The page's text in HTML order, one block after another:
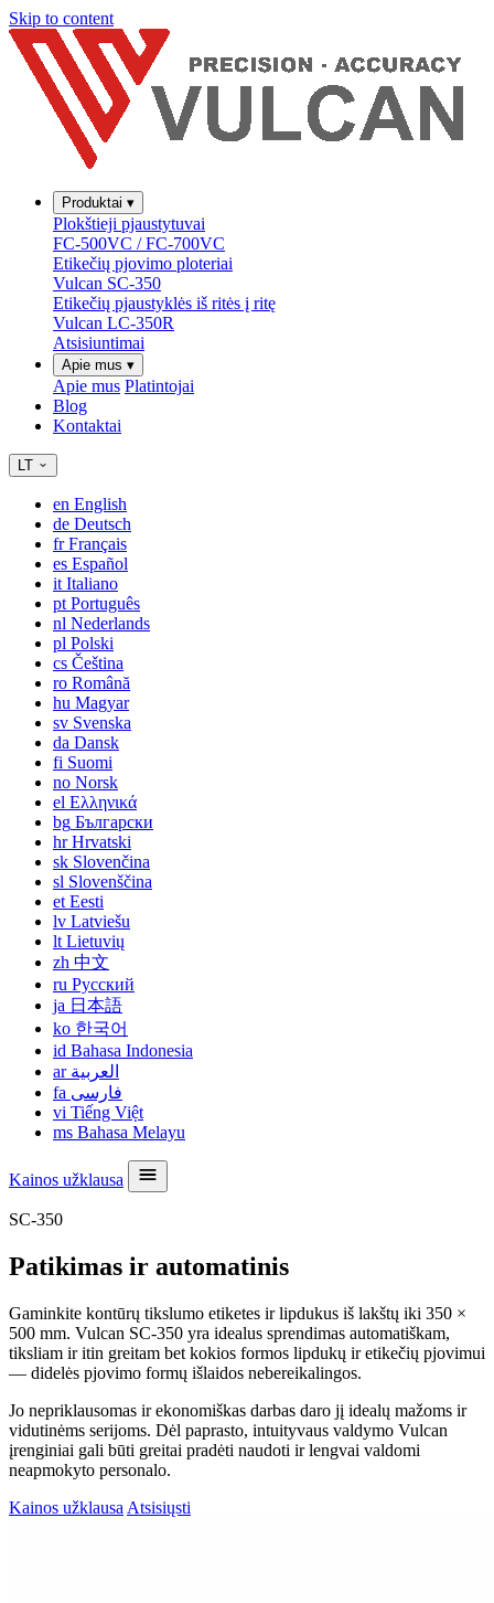
Skip to content
Produktai ▾
Plokštieji pjaustytuvai
FC-500VC / FC-700VC
Etikečių pjovimo ploteriai
Vulcan SC-350
Etikečių pjaustyklės iš ritės į ritę
Vulcan LC-350R
Atsisiuntimai
Apie mus ▾
Apie mus Platintojai
Blog
Kontaktai
LT
en English
de Deutsch
frFrançais
es Español
it Italiano
pt Português
nl Nederlands
pl Polski
cs Čeština
ro Română
hu Magyar
sv Svenska
da Dansk
fi Suomi
no Norsk
el Ελληνικά
bg Български
hrHrvatski
sk Slovenčina
sl Slovenščina
et Eesti
lv Latviešu
lt Lietuvių
zh 中文
ru Русский
ja 日本語
ko 한국어
id Bahasa Indonesia
ar العربية
fa فارسی
vi Tiếng Việt
ms Bahasa Melayu
Kainos užklausa
SC-350
Patikimas ir automatinis
Gaminkite kontūrų tikslumo etiketes ir lipdukus iš lakštų iki 350 ×
500 mm. Vulcan SC-350 yra idealus sprendimas automatiškam,
tiksliam ir itin greitam bet kokios formos lipdukų ir etikečių pjovimui
— didelės pjovimo formų išlaidos nebereikalingos.
Jo nepriklausomas ir ekonomiškas darbas daro jį idealų mažoms ir
vidutinėms serijoms. Dėl paprasto, intuityvaus valdymo Vulcan
įrenginiai gali būti greitai pradėti naudoti ir lengvai valdomi
neapmokyto personalo.
Kainos užklausa Atsisiųsti